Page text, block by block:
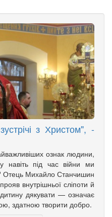
з Христом", -
ознак людини,
навіть під час війни ми
Отець Михайло Станчишин
внутрішньої сліпоти й
дякувати — означає
здатною творити добро.